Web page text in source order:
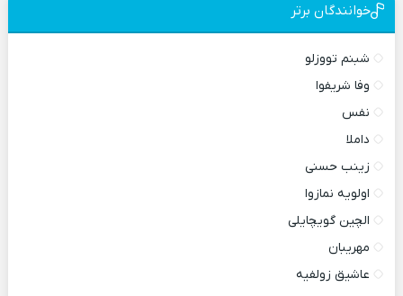
خوانندگان برتر
شبنم تووزلو
وفا شریفوا
نفس
داملا
زینب حسنی
اولویه نمازوا
الچین گویچایلی
مهریبان
عاشیق زولفیه